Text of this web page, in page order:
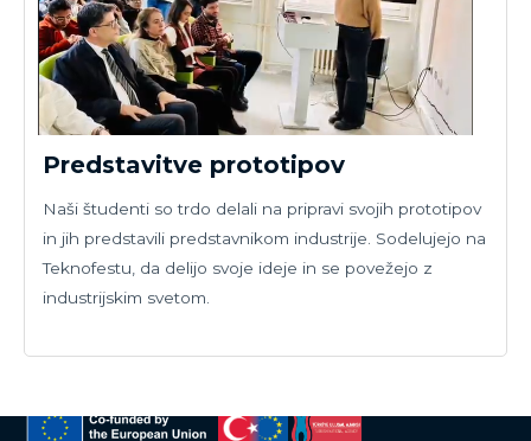
Predstavitve prototipov
Naši študenti so trdo delali na pripravi svojih prototipov
in jih predstavili predstavnikom industrije. Sodelujejo na
Teknofestu, da delijo svoje ideje in se povežejo z
industrijskim svetom.